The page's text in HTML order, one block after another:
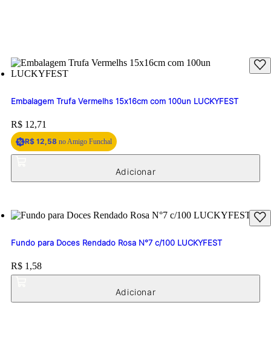
Embalagem Trufa Vermelhs 15x16cm com 100un LUCKYFEST
Price:
R$ 12,71
R$ 12,58 no Amigo Funchal
Fundo para Doces Rendado Rosa N°7 c/100 LUCKYFEST
Price:
R$ 1,58